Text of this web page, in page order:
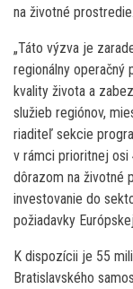
na životné
„Táto výzva je
regionálny operačný
kvality života a
služieb regiónov,
riaditeľ sekcie
v rámci prioritnej osi
dôrazom na životné
investovanie do
požiadavky
K dispozícii je 55
Bratislavského